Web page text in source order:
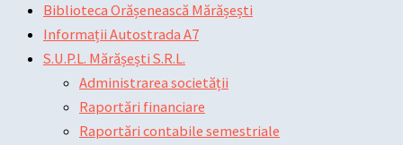
Biblioteca Orășenească Mărășești
Informații Autostrada A7
S.U.P.L. Mărășești S.R.L.
Administrarea societății
Raportări financiare
Raportări contabile semestriale